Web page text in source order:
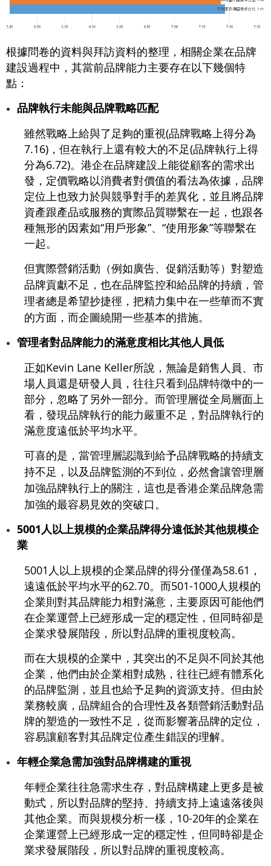
根據問卷的資料與拜訪資料的整理，相關企業在品牌
建設過程中，其當前品牌能力主要存在以下幾個特
點：
品牌執行未能與品牌戰略匹配
雖然戰略上給與了足夠的重視(品牌戰略上得分為
7.16)，但在執行上還有較大的不足(品牌執行上得
分為6.72)。港企在品牌建設上能從顧客的需求出
發，定價戰略以消費者對價值的看法為依據，品牌
定位上也致力於與競爭對手的差異化，並且將品牌
資產跟產品或服務的實際品質聯繫在一起，也跟各
種無形的因素如“用戶形象”、“使用形象”等聯繫在
一起。
但實際營銷活動（例如廣告、促銷活動等）對塑造
品牌貢獻不足，也在品牌監控和給品牌的持續，管
理者總是希望抄捷徑，把精力集中在一些華而不實
的方面，而企圖繞開一些基本的措施。
管理者對品牌能力的滿意度相比其他人員低
正如Kevin Lane Keller所說，無論是銷售人員、市
場人員還是研發人員，往往只看到品牌特徵中的一
部分，忽略了另外一部分。而管理層從全局層面上
看，發現品牌執行的能力嚴重不足，對品牌執行的
滿意度遠低於平均水平。
可喜的是，當管理層認識到給予品牌戰略的持續支
持不足，以及品牌監測的不到位，必然會讓管理層
加強品牌執行上的關注，這也是香港企業品牌急需
加強的最容易見效的突破口。
5001人以上規模的企業品牌得分遠低於其他規模企
業
5001人以上規模的企業品牌的得分僅僅為58.61，
遠遠低於平均水平的62.70。而501-1000人規模的
企業則對其品牌能力相對滿意，主要原因可能他們
在企業運營上已經形成一定的穩定性，但同時卻是
企業求發展階段，所以對品牌的重視度較高。
而在大規模的企業中，其突出的不足與不同於其他
企業，他們由於企業相對成熟，往往已經有體系化
的品牌監測，並且也給予足夠的資源支持。但由於
業務較廣，品牌組合的合理性及各類營銷活動對品
牌的塑造的一致性不足，從而影響著品牌的定位，
容易讓顧客對其品牌定位產生錯誤的理解。
年輕企業急需加強對品牌構建的重視
年輕企業往往急需求生存，對品牌構建上更多是被
動式，所以對品牌的堅持、持續支持上遠遠落後與
其他企業。而與規模分析一樣，10-20年的企業在
企業運營上已經形成一定的穩定性，但同時卻是企
業求發展階段，所以對品牌的重視度較高。